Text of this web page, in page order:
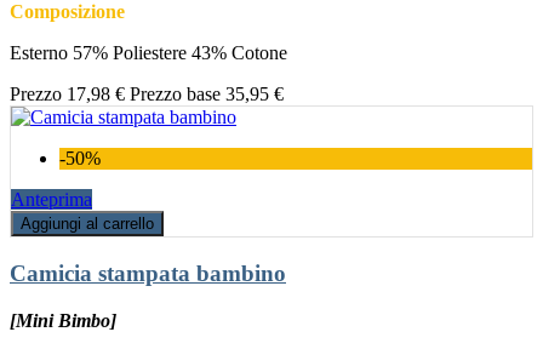
Composizione
Esterno 57% Poliestere 43% Cotone
Prezzo 17,98 € Prezzo base 35,95 €
-50%
Anteprima
Aggiungi al carrello
Camicia stampata bambino
[Mini Bimbo]